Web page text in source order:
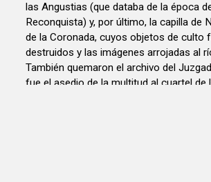
las Angustias (que databa de la época
Reconquista) y, por último, la capilla de
de la Coronada, cuyos objetos de culto
destruidos y las imágenes arrojadas al
También quemaron el archivo del
fue el asedio de la multitud al cuartel de